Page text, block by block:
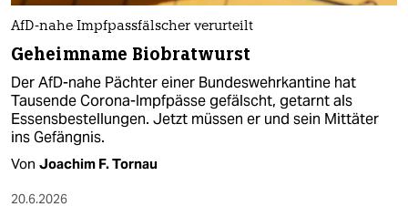
AfD-nahe Impfpassfälscher verurteilt
Geheimname Biobratwurst
Der AfD-nahe Pächter einer Bundeswehrkantine hat
Tausende Corona-Impfpässe gefälscht, getarnt als
Essensbestellungen. Jetzt müssen er und sein Mittäter
ins Gefängnis.
Von Joachim F. Tornau
20.6.2026